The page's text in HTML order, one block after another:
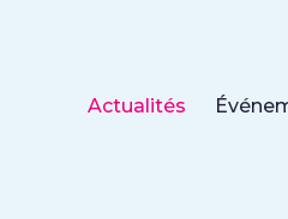
Actualités